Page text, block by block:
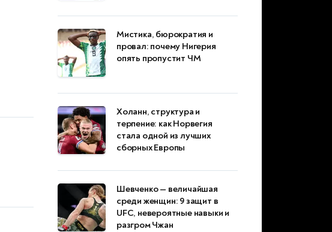
Мистика, бюрократия и
провал: почему Нигерия
опять пропустит ЧМ
Холанн, структура и
терпение: как Норвегия
стала одной из лучших
сборных Европы
Шевченко — величайшая
среди женщин: 9 защит в
UFC, невероятные навыки и
разгром Чжан